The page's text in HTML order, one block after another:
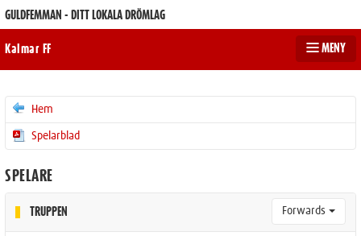
GULDFEMMAN - DITT LOKALA DRÖMLAG
Kalmar FF MENY
Hem
Spelarblad
SPELARE
TRUPPEN Forwards